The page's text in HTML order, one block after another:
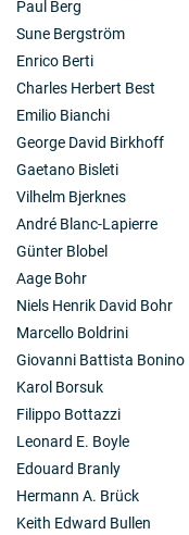
reconnaissance
pendant ces
nommer
Paul Berg
Sune Bergström
Enrico Berti
Charles Herbert Best
Emilio Bianchi
George David Birkhoff
Gaetano Bisleti
Vilhelm Bjerknes
André Blanc-Lapierre
Günter Blobel
Aage Bohr
Niels Henrik David Bohr
Marcello Boldrini
Giovanni Battista Bonino
Karol Borsuk
Filippo Bottazzi
Leonard E. Boyle
Edouard Branly
Hermann A. Brück
Keith Edward Bullen